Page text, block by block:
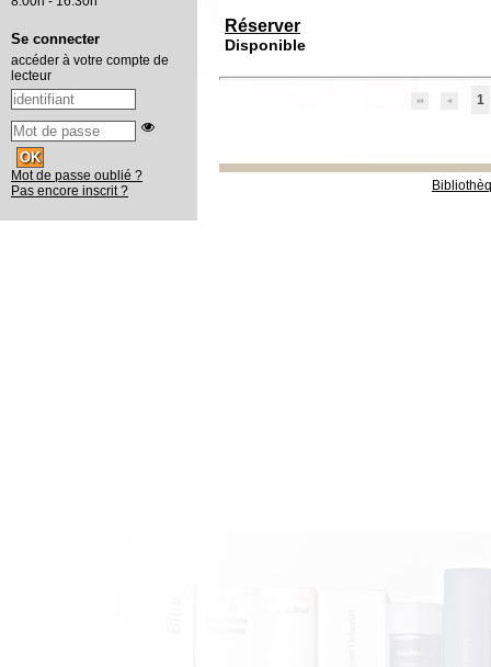
Réserver
Disponible
1
Se connecter
accéder à votre compte de
lecteur
Mot de passe oublié ?
Pas encore inscrit ?